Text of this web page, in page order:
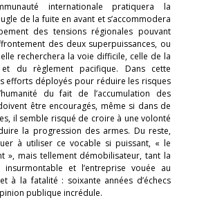
internationale pratiquera la
de la fuite en avant et s’accommodera
des tensions régionales pouvant
des deux superpuissances, ou
recherchera la voie difficile, celle de la
et du règlement pacifique. Dans cette
efforts déployés pour réduire les risques
du fait de l’accumulation des
être encouragés, même si dans de
il semble risqué de croire à une volonté
la progression des armes. Du reste,
à utiliser ce vocable si puissant, « le
», mais tellement démobilisateur, tant la
et l’entreprise vouée au
à la fatalité : soixante années d’échecs
publique incrédule.